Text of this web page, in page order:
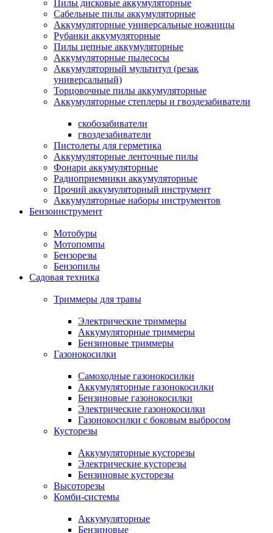
Пилы дисковые аккумуляторные
Сабельные пилы аккумуляторные
Аккумуляторные универсальные ножницы
Рубанки аккумуляторные
Пилы цепные аккумуляторные
Аккумуляторные пылесосы
Аккумуляторный мультитул (резак
универсальный)
Торцовочные пилы аккумуляторные
Аккумуляторные степлеры и гвоздезабиватели
скобозабиватели
гвоздезабиватели
Пистолеты для герметика
Аккумуляторные ленточные пилы
Фонари аккумуляторные
Радиоприемники аккумуляторные
Прочий аккумуляторный инструмент
Аккумуляторные наборы инструментов
Бензоинструмент
Мотобуры
Мотопомпы
Бензорезы
Бензопилы
Садовая техника
Триммеры для травы
Электрические триммеры
Аккумуляторные триммеры
Бензиновые триммеры
Газонокосилки
Самоходные газонокосилки
Аккумуляторные газонокосилки
Бензиновые газонокосилки
Электрические газонокосилки
Газонокосилки с боковым выбросом
Кусторезы
Аккумуляторные кусторезы
Электрические кусторезы
Бензиновые кусторезы
Высоторезы
Комби-системы
Аккумуляторные
Бензиновые